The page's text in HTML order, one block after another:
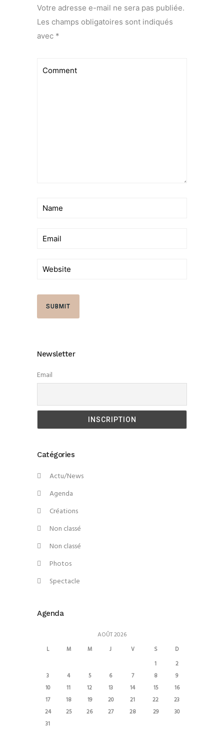
Votre adresse e-mail ne sera pas publiée.
Les champs obligatoires sont indiqués
avec *
Newsletter
Email
Catégories
Actu/News
Agenda
Créations
Non classé
Non classé
Photos
Spectacle
Agenda
AOÛT 2026
L M M J V S
D
1
2
3
4 5 6 7 8
9
10
11 12 13 14 15
16
17
18 19 20 21 22
23
24
25 26 27 28 29
30
31